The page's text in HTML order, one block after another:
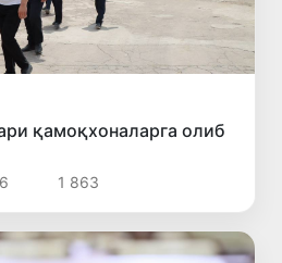
қамоқхоналарга олиб
1 863